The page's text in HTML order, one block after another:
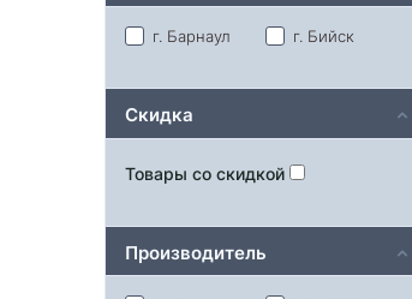
г. Барнаул г. Бийск
Скидка
Товары со скидкой
Производитель